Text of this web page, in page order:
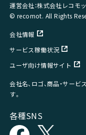
運営会社：株式会社レコモ
© recomot. All Rights
会社情報
サービス稼働状況
ユーザ向け情報サイト
会社名、ロゴ、商品・サー
す。
各種SNS